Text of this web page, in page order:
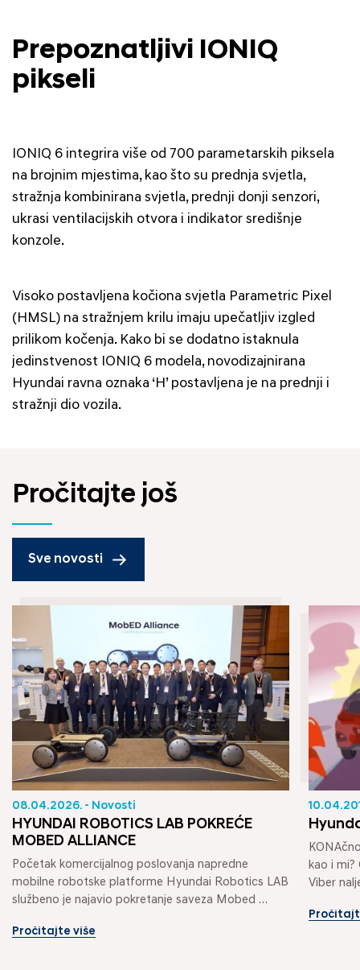
Prepoznatljivi IONIQ
pikseli
IONIQ 6 integrira više od 700 parametarskih piksela
na brojnim mjestima, kao što su prednja svjetla,
stražnja kombinirana svjetla, prednji donji senzori,
ukrasi ventilacijskih otvora i indikator središnje
konzole.
Visoko postavljena kočiona svjetla Parametric Pixel
(HMSL) na stražnjem krilu imaju upečatljiv izgled
prilikom kočenja. Kako bi se dodatno istaknula
jedinstvenost IONIQ 6 modela, novodizajnirana
Hyundai ravna oznaka ‘H’ postavljena je na prednji i
stražnji dio vozila.
Pročitajte još
Sve novosti
08.04.2026. - Novosti
HYUNDAI ROBOTICS LAB POKREĆE
MOBED ALLIANCE
Početak komercijalnog poslovanja napredne
mobilne robotske platforme Hyundai Robotics LAB
službeno je najavio pokretanje saveza Mobed
usredotočenog...
Pročitajte više
kao i
Viber